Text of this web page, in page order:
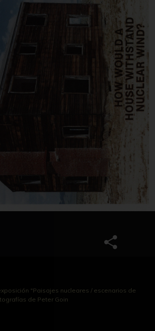
"Paisajes nucleares / escenarios de
de Peter Goin